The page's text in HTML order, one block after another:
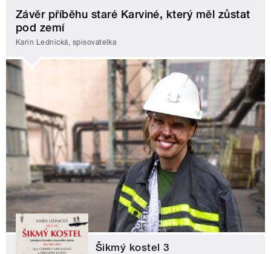
Závěr příběhu staré Karviné, který měl zůstat
pod zemí
Karin Lednická, spisovatelka
Šikmý kostel 3